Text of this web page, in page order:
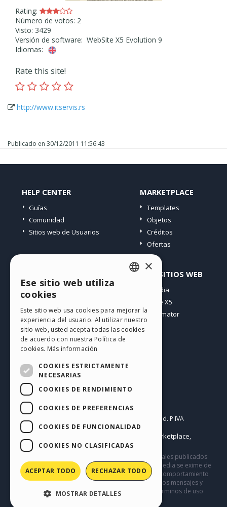
Rating:
Número de votos: 2
Visto: 3429
Versión de software: WebSite X5 Evolution 9
Idiomas:
Rate this site!
http://www.itservis.rs
Publicado en 30/12/2011 11:56:43
HELP CENTER
Guías
Comunidad
Sitios web de Usuarios
MARKETPLACE
Templates
Objetos
Créditos
Ofertas
Mis post
Mis download
Espacio Web
Mis Créditos
OTROS SITIOS WEB
Incomedia
WebSite X5
WebAnimator
Español
Copyright © 2026
All rights reserved. P.IVA
IT07514640015
Help Center / Marketplace,
Templates,Objects|Privacy Policy
Este sitio contiene comentarios, opiniones y materiales publicados
por los usuarios solo con fines informativos. Incomedia se exime de
cualquier responsabilidad por actos, omisiones y comportamiento
de terceros en relación con el uso del sitio. Todos los mensajes y
términos de uso en este sitio están sujetos a los Términos de uso
de Incomedia.
GERMAN
SPANISH
RUSSIAN
FRENCH
×
Ese sitio web utiliza
cookies
Este sitio web usa cookies para mejorar la
experiencia del usuario. Al utilizar nuestro
sitio web, usted acepta todas las cookies
de acuerdo con nuestra Política de
cookies. Más información
COOKIES ESTRICTAMENTE
NECESARIAS
COOKIES DE RENDIMIENTO
COOKIES DE PREFERENCIAS
COOKIES DE FUNCIONALIDAD
COOKIES NO CLASIFICADAS
ACEPTAR TODO RECHAZAR TODO
MOSTRAR DETALLES